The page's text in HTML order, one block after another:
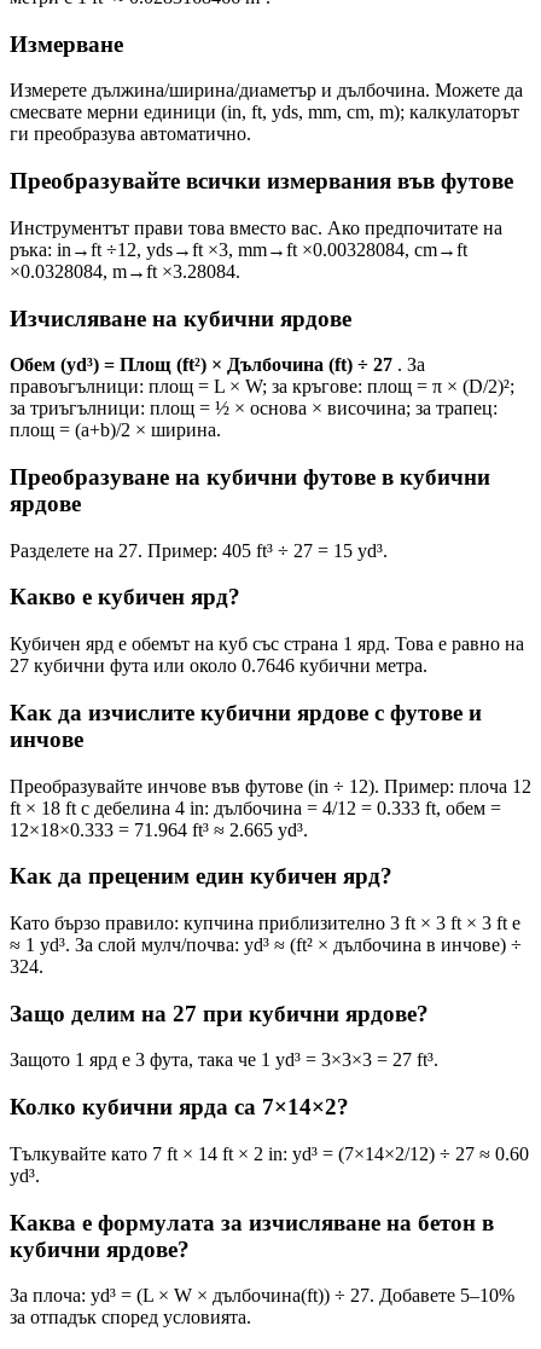
Измерване
Измерете дължина/ширина/диаметър и дълбочина. Можете да
смесвате мерни единици (in, ft, yds, mm, cm, m); калкулаторът
ги преобразува автоматично.
Преобразувайте всички измервания във футове
Инструментът прави това вместо вас. Ако предпочитате на
ръка: in→ft ÷12, yds→ft ×3, mm→ft ×0.00328084, cm→ft
×0.0328084, m→ft ×3.28084.
Изчисляване на кубични ярдове
Обем (yd³) = Площ (ft²) × Дълбочина (ft) ÷ 27 . За
правоъгълници: площ = L × W; за кръгове: площ = π × (D/2)²;
за триъгълници: площ = ½ × основа × височина; за трапец:
площ = (a+b)/2 × ширина.
Преобразуване на кубични футове в кубични
ярдове
Разделете на 27. Пример: 405 ft³ ÷ 27 = 15 yd³.
Какво е кубичен ярд?
Кубичен ярд е обемът на куб със страна 1 ярд. Това е равно на
27 кубични фута или около 0.7646 кубични метра.
Как да изчислите кубични ярдове с футове и
инчове
Преобразувайте инчове във футове (in ÷ 12). Пример: плоча 12
ft × 18 ft с дебелина 4 in: дълбочина = 4/12 = 0.333 ft, обем =
12×18×0.333 = 71.964 ft³ ≈ 2.665 yd³.
Как да преценим един кубичен ярд?
Като бързо правило: купчина приблизително 3 ft × 3 ft × 3 ft е
≈ 1 yd³. За слой мулч/почва: yd³ ≈ (ft² × дълбочина в инчове) ÷
324.
Защо делим на 27 при кубични ярдове?
Защото 1 ярд е 3 фута, така че 1 yd³ = 3×3×3 = 27 ft³.
Колко кубични ярда са 7×14×2?
Тълкувайте като 7 ft × 14 ft × 2 in: yd³ = (7×14×2/12) ÷ 27 ≈ 0.60
yd³.
Каква е формулата за изчисляване на бетон в
кубични ярдове?
За плоча: yd³ = (L × W × дълбочина(ft)) ÷ 27. Добавете 5–10%
за отпадък според условията.